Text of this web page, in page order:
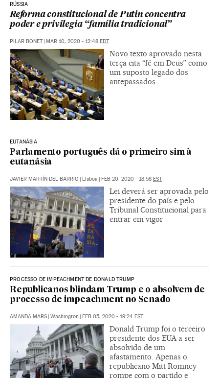
RÚSSIA
Reforma constitucional de Putin concentra
poder e privilegia “família tradicional”
PILAR BONET | MAR 10, 2020 - 12:48 EDT
Novo texto aprovado nesta
terça cita “fé em Deus” como
um suposto legado dos
antepassados
EUTANÁSIA
Parlamento português dá o primeiro sim à
eutanásia
JAVIER MARTÍN DEL BARRIO | Lisboa | FEB 20, 2020 - 18:58 EST
Lei deverá ser aprovada pelo
presidente do país e pelo
Tribunal Constitucional para
entrar em vigor
PROCESSO DE IMPEACHMENT DE DONALD TRUMP
Republicanos blindam Trump e o absolvem de
processo de impeachment no Senado
AMANDA MARS | Washington | FEB 05, 2020 - 19:24 EST
Donald Trump foi o terceiro
presidente dos EUA a ser
absolvido de um
afastamento. Apenas o
republicano Mitt Romney
rompe com o partido e